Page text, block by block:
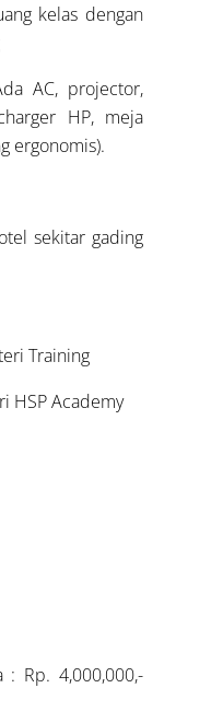
kelas dengan
AC, projector,
HP, meja
ergonomis).
sekitar gading
Training
HSP Academy
: Rp. 4,000,000,-